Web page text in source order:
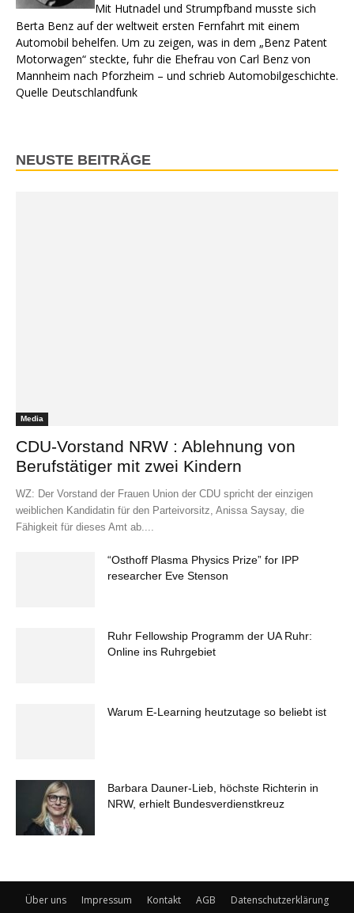
Mit Hutnadel und Strumpfband musste sich
Berta Benz auf der weltweit ersten Fernfahrt mit einem
Automobil behelfen. Um zu zeigen, was in dem „Benz Patent
Motorwagen“ steckte, fuhr die Ehefrau von Carl Benz von
Mannheim nach Pforzheim – und schrieb Automobilgeschichte.
Quelle Deutschlandfunk
NEUSTE BEITRÄGE
Media
CDU-Vorstand NRW : Ablehnung von
Berufstätiger mit zwei Kindern
WZ: Der Vorstand der Frauen Union der CDU spricht der einzigen
weiblichen Kandidatin für den Parteivorsitz, Anissa Saysay, die
Fähigkeit für dieses Amt ab....
“Osthoff Plasma Physics Prize” for IPP
researcher Eve Stenson
Ruhr Fellowship Programm der UA Ruhr:
Online ins Ruhrgebiet
Warum E-Learning heutzutage so beliebt ist
Barbara Dauner-Lieb, höchste Richterin in
NRW, erhielt Bundesverdienstkreuz
Über uns Impressum Kontakt AGB Datenschutzerklärung